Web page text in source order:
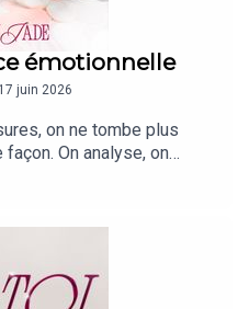
émotionnelle
juin 2026
on ne tombe plus
On analyse, on
signes. On appelle ça de
ou des standards
simplement de
Dans cet épisode,
qui nous
au lieu de le vivre.